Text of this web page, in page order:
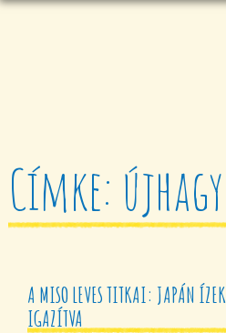
Címke:
A MISO LEVES TITKAI: JAPÁN
IGAZÍTVA